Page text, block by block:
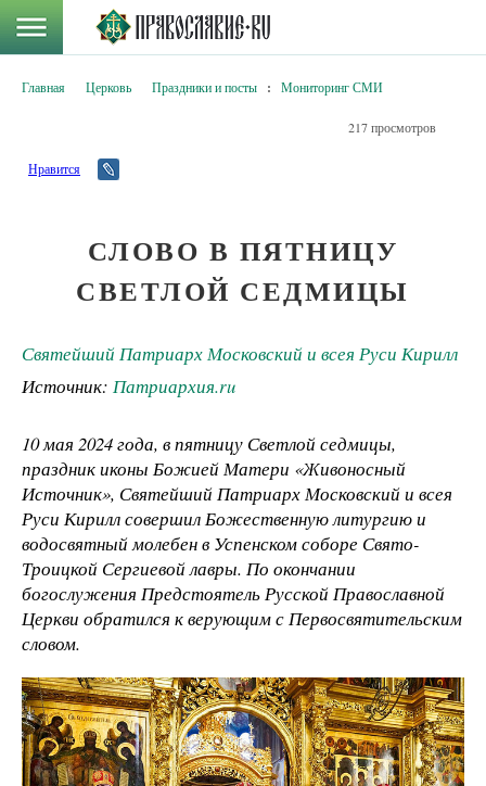
Главная Церковь Праздники и посты : Мониторинг СМИ
217 просмотров
Нравится
СЛОВО В ПЯТНИЦУ
СВЕТЛОЙ СЕДМИЦЫ
Святейший Патриарх Московский и всея Руси Кирилл
Источник: Патриархия.ru
10 мая 2024 года, в пятницу Светлой седмицы,
праздник иконы Божией Матери «Живоносный
Источник», Святейший Патриарх Московский и всея
Руси Кирилл совершил Божественную литургию и
водосвятный молебен в Успенском соборе Свято-
Троицкой Сергиевой лавры. По окончании
богослужения Предстоятель Русской Православной
Церкви обратился к верующим с Первосвятительским
словом.